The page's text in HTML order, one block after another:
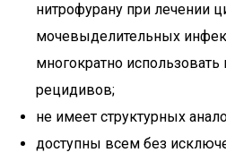
нитрофурану при лечении
мочевыделительных
многократно
рецидивов;
не имеет структурных
доступны всем без